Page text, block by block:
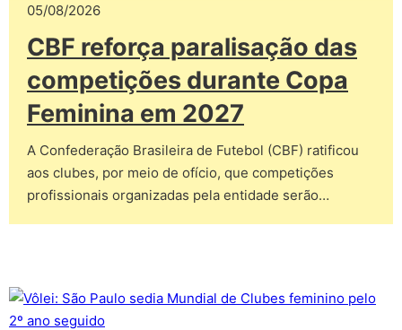
05/08/2026
CBF reforça paralisação das
competições durante Copa
Feminina em 2027
A Confederação Brasileira de Futebol (CBF) ratificou
aos clubes, por meio de ofício, que competições
profissionais organizadas pela entidade serão…